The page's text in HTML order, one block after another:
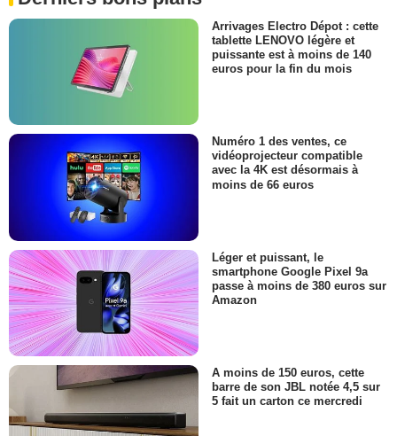
Arrivages Electro Dépot : cette
tablette LENOVO légère et
puissante est à moins de 140
euros pour la fin du mois
Numéro 1 des ventes, ce
vidéoprojecteur compatible
avec la 4K est désormais à
moins de 66 euros
Léger et puissant, le
smartphone Google Pixel 9a
passe à moins de 380 euros sur
Amazon
A moins de 150 euros, cette
barre de son JBL notée 4,5 sur
5 fait un carton ce mercredi